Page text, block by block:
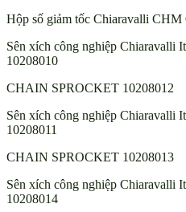
Hộp số giảm tốc Chiaravalli CHM
Sên xích công nghiệp
10208010
CHAIN SPROCKET 10208012
Sên xích công nghiệp
10208011
CHAIN SPROCKET 10208013
Sên xích công nghiệp
10208014